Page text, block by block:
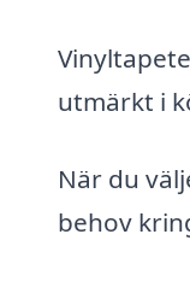
utmärkt i
När du
behov